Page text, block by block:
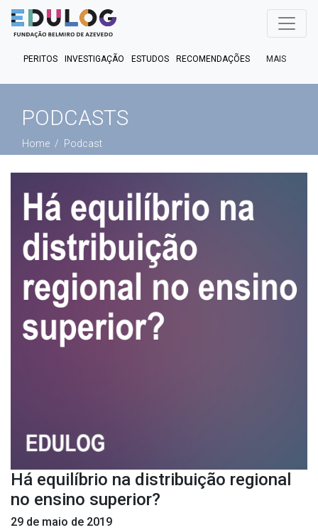
PERITOS INVESTIGAÇÃO ESTUDOS RECOMENDAÇÕES
PUBLICAÇÕES EM FOCO EM DEBATE FACT CHECK
PODCASTS
MAIS
PODCASTS
Home Podcast
Há equilíbrio na distribuição regional
no ensino superior?
29 de maio de 2019